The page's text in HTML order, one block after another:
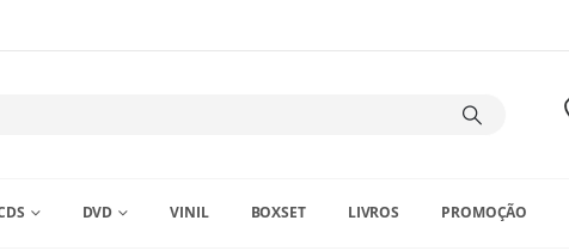
DVD VINIL BOXSET LIVROS PROMOÇÃO